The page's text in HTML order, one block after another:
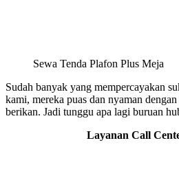
Sewa Tenda Plafon Plus Meja
Sudah banyak yang mempercayakan
kami, mereka puas dan nyaman
berikan. Jadi tunggu apa lagi buruan
Layanan Call